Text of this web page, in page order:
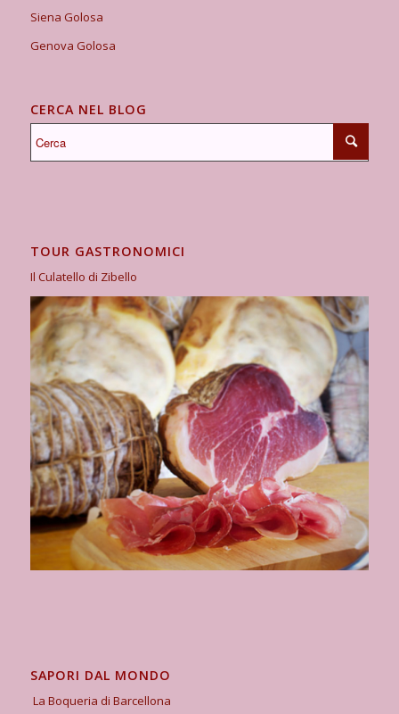
Siena Golosa
Genova Golosa
CERCA NEL BLOG
TOUR GASTRONOMICI
Il Culatello di Zibello
SAPORI DAL MONDO
La Boqueria di Barcellona